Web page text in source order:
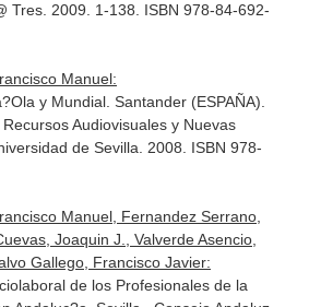
Tres. 2009. 1-138. ISBN 978-84-692-
Manuel:
y Mundial. Santander (ESPAÑA).
Audiovisuales y Nuevas
de Sevilla. 2008. ISBN 978-
Manuel, Fernandez Serrano,
Joaquin J., Valverde Asencio,
Gallego, Francisco Javier:
de los Profesionales de la